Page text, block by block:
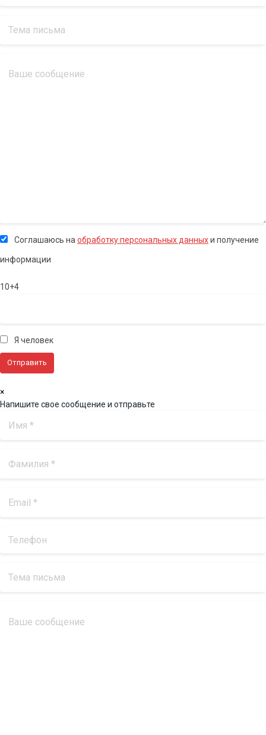
Соглашаюсь на обработку персональных данныхи получение
информации
10+4
Я человек
×
Напишите свое сообщение и отправьте